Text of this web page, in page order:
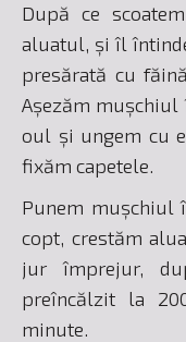
După ce
aluatul, și îl
presărată cu
Așezăm
oul și ungem cu
fixăm capetele.
Punem mușchiul
copt, crestăm
jur împrejur,
preîncălzit la
minute.